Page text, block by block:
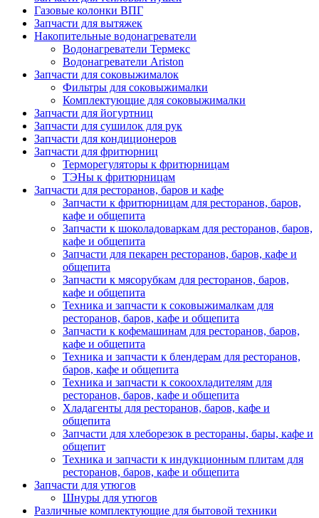
Газовые колонки ВПГ
Запчасти для вытяжек
Накопительные водонагреватели
Водонагреватели Термекс
Водонагреватели Ariston
Запчасти для соковыжималок
Фильтры для соковыжималки
Комплектующие для соковыжималки
Запчасти для йогуртниц
Запчасти для сушилок для рук
Запчасти для кондиционеров
Запчасти для фритюрниц
Терморегуляторы к фритюрницам
ТЭНы к фритюрницам
Запчасти для ресторанов, баров и кафе
Запчасти к фритюрницам для ресторанов, баров,
кафе и общепита
Запчасти к шоколадоваркам для ресторанов, баров,
кафе и общепита
Запчасти для пекарен ресторанов, баров, кафе и
общепита
Запчасти к мясорубкам для ресторанов, баров,
кафе и общепита
Техника и запчасти к соковыжималкам для
ресторанов, баров, кафе и общепита
Запчасти к кофемашинам для ресторанов, баров,
кафе и общепита
Техника и запчасти к блендерам для ресторанов,
баров, кафе и общепита
Техника и запчасти к сокоохладителям для
ресторанов, баров, кафе и общепита
Хладагенты для ресторанов, баров, кафе и
общепита
Запчасти для хлеборезок в рестораны, бары, кафе и
общепит
Техника и запчасти к индукционным плитам для
ресторанов, баров, кафе и общепита
Запчасти для утюгов
Шнуры для утюгов
Различные комплектующие для бытовой техники